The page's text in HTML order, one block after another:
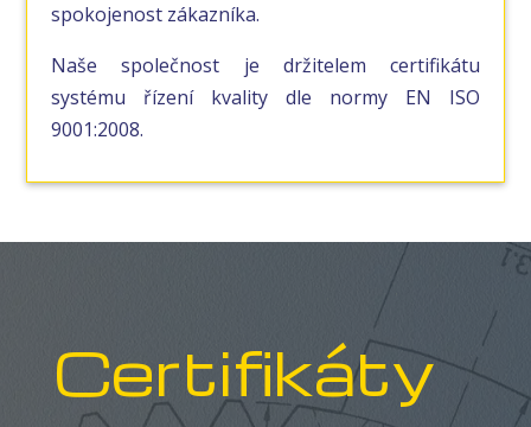
spokojenost zákazníka.
Naše společnost je držitelem certifikátu
systému řízení kvality dle normy EN ISO
9001:2008.
Certifikáty